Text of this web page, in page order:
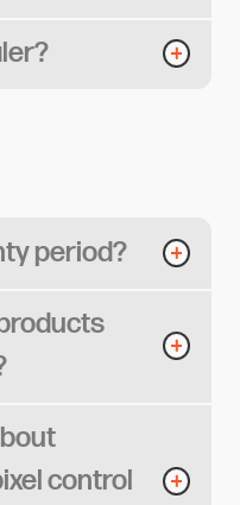
control